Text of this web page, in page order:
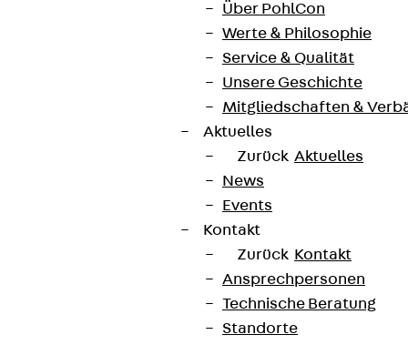
Über PohlCon
Werte & Philosophie
Service & Qualität
Unsere Geschichte
Mitgliedschaften &
Aktuelles
Zurück Aktuelles
News
Events
Kontakt
Zurück Kontakt
Ansprechpersonen
Technische Beratung
Standorte